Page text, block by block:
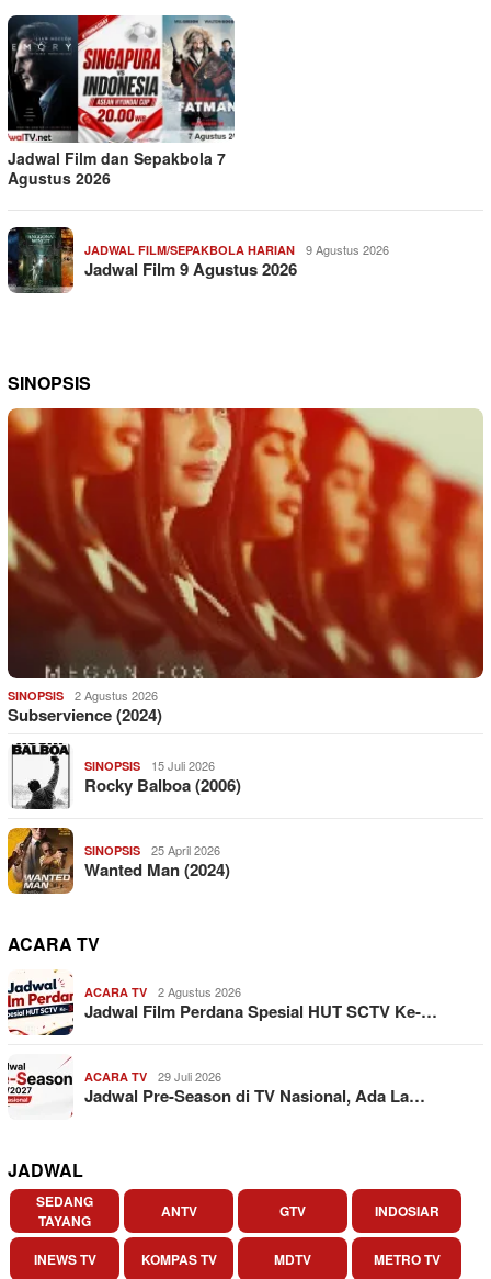
Jadwal Film dan Sepakbola 7
Agustus 2026
JADWAL FILM/SEPAKBOLA HARIAN 9 Agustus 2026
Jadwal Film 9 Agustus 2026
SINOPSIS
SINOPSIS 2 Agustus 2026
Subservience (2024)
SINOPSIS 15 Juli 2026
Rocky Balboa (2006)
SINOPSIS 25 April 2026
Wanted Man (2024)
ACARA TV
ACARA TV 2 Agustus 2026
Jadwal Film Perdana Spesial HUT SCTV Ke-…
ACARA TV 29 Juli 2026
Jadwal Pre-Season di TV Nasional, Ada La…
JADWAL
SEDANG
TAYANG
ANTV GTV INDOSIAR
INEWS TV KOMPAS TV MDTV METRO TV